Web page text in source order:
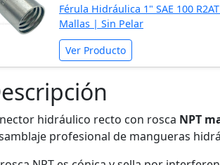
Férula Hidráulica 1" SAE 100
Mallas | Sin Pelar
Ver Producto
hidráulico recto con rosca NPT
profesional de mangueras